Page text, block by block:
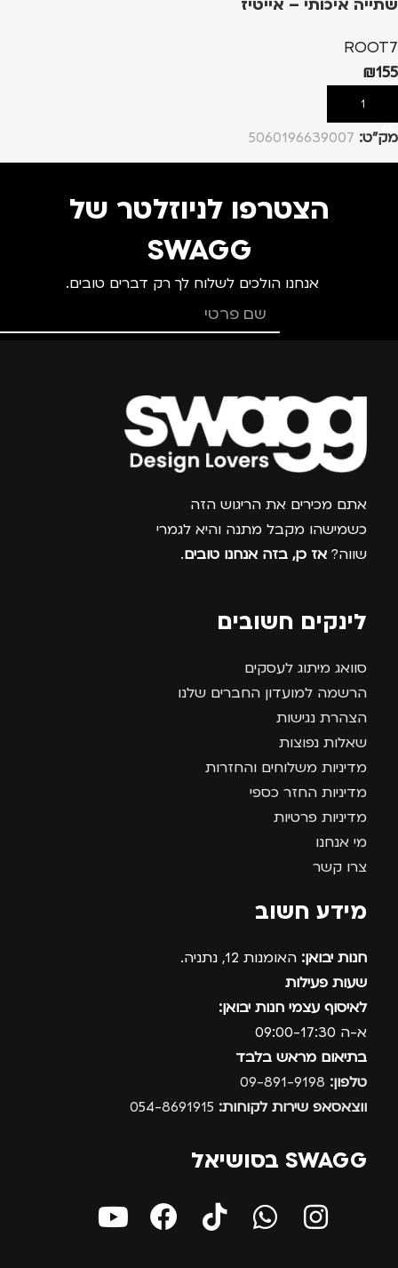
שתייה איכותי – אייטיז
ROOT7
₪155
הוספה לסל
מק”ט: 5060196639007
הצטרפו לניוזלטר של
SWAGG
אנחנו הולכים לשלוח לך רק דברים טובים.
צרפו אותי למועדון
אתם מכירים את הריגוש הזה
כשמישהו מקבל מתנה והיא לגמרי
שווה? אז כן, בזה אנחנו טובים.
לינקים חשובים
סוואג מיתוג לעסקים
הרשמה למועדון החברים שלנו
הצהרת נגישות
שאלות נפוצות
מדיניות משלוחים והחזרות
מדיניות החזר כספי
מדיניות פרטיות
מי אנחנו
צרו קשר
מידע חשוב
חנות יבואן: האומנות 12, נתניה.
שעות פעילות
לאיסוף עצמי חנות יבואן:
א-ה 09:00-17:30
בתיאום מראש בלבד
טלפון:
ווצאסאפ שירות לקוחות:
SWAGG בסושיאל